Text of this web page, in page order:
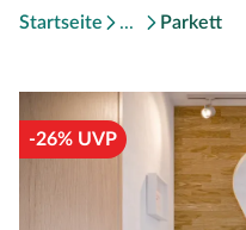
Startseite Parkett
-26% UVP